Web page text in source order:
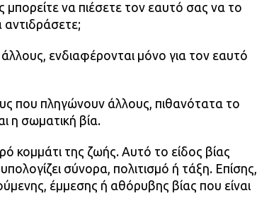
να πιέσετε τον εαυτό σας να το
αντιδράσετε;
ενδιαφέρονται μόνο για τον εαυτό
που πληγώνουν άλλους, πιθανότατα το
η σωματική βία.
κομμάτι της ζωής. Αυτό το είδος βίας
σύνορα, πολιτισμό ή τάξη. Επίσης,
έμμεσης ή αθόρυβης βίας που είναι